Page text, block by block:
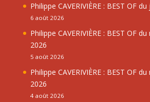
Philippe CAVERIVIÈRE : BEST OF
6 août 2026
Philippe CAVERIVIÈRE : BEST OF
2026
5 août 2026
Philippe CAVERIVIÈRE : BEST OF
2026
4 août 2026